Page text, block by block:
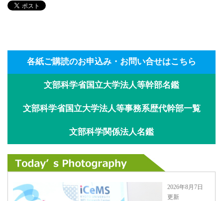
各紙ご購読のお申込み・お問い合せはこちら
文部科学省国立大学法人等幹部名鑑
文部科学省国立大学法人等事務系歴代幹部一覧
文部科学関係法人名鑑
2026年8月7日
更新